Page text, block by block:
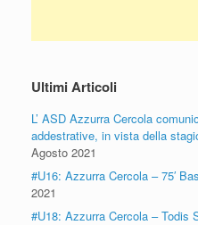
Ultimi Articoli
L’ ASD Azzurra Cercola
addestrative, in vista della
Agosto 2021
#U16: Azzurra Cercola – 75′
2021
#U18: Azzurra Cercola – Todis